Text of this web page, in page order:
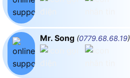
Mr. Song (0779.68.68.19)